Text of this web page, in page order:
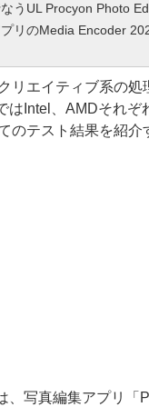
うUL Procyon Photo
リのMedia Encoder
リエイティブ系の処
はIntel、AMDそれぞ
のテスト結果を紹介
写真編集アプリ「